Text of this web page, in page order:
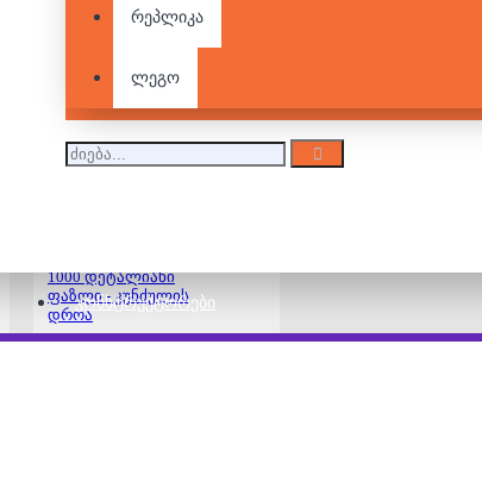
ᲙᲝᲜᲡᲢᲠᲣᲥᲢᲝᲠᲔᲑᲘ
რეპლიკა
ლეგო
1000 დეტალიანი
მდინარის პირას
1000 დეტალიანი
ფაზლი - კუნძულის
დროა
35.00 ₾